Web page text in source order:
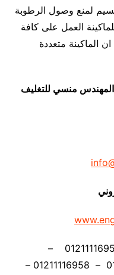
لمنع وصول الرطوبة
العمل على كافة
الماكينة متعددة
المهندس منسي للتغليف
موبايل: 01211116954 – 01211116955 –
01211116956 – 01211116957 – 01211116958 –